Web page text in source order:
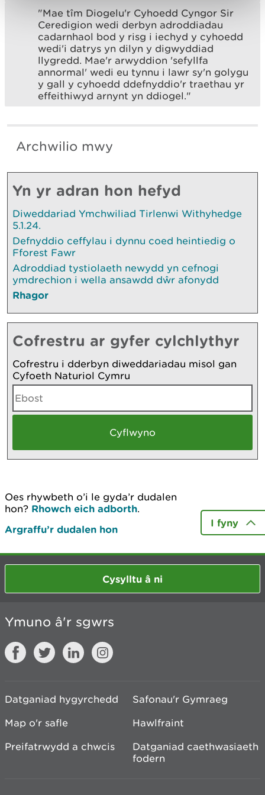
"Mae tîm Diogelu'r Cyhoedd Cyngor Sir
Ceredigion wedi derbyn adroddiadau
cadarnhaol bod y risg i iechyd y cyhoedd
wedi'i datrys yn dilyn y digwyddiad
llygredd. Mae'r arwyddion 'sefyllfa
annormal' wedi eu tynnu i lawr sy'n golygu
y gall y cyhoedd ddefnyddio'r traethau yr
effeithiwyd arnynt yn ddiogel."
Archwilio mwy
Yn yr adran hon hefyd
Diweddariad Ymchwiliad Tirlenwi Withyhedge
5.1.24.
Defnyddio ceffylau i dynnu coed heintiedig o
Fforest Fawr
Adroddiad tystiolaeth newydd yn cefnogi
ymdrechion i wella ansawdd dŵr afonydd
Rhagor
Cofrestru ar gyfer cylchlythyr
Cofrestru i dderbyn diweddariadau misol gan
Cyfoeth Naturiol Cymru
Oes rhywbeth o’i le gyda’r dudalen
hon? Rhowch eich adborth.
Argraffu’r dudalen hon
I fyny
Cysylltu â ni
Ymuno â'r sgwrs
Datganiad hygyrchedd
Safonau'r Gymraeg
Map o'r safle
Hawlfraint
Preifatrwydd a chwcis
Datganiad caethwasiaeth
fodern